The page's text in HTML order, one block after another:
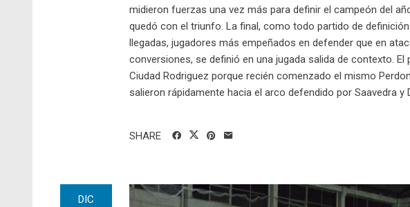
midieron fuerzas una vez más para definir el campeón del
quedó con el triunfo. La final, como todo partido de
llegadas, jugadores más empeñados en defender que en
conversiones, se definió en una jugada salida de contexto.
Ciudad Rodriguez porque recién comenzado el mismo
salieron rápidamente hacia el arco defendido por Saavedra y
SHARE
DIC